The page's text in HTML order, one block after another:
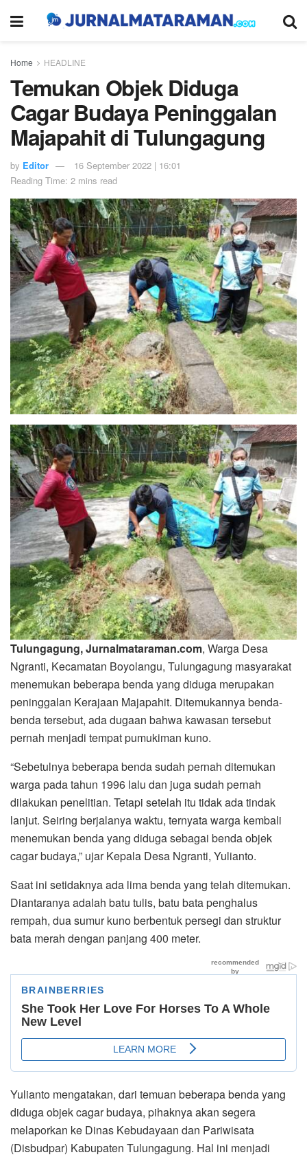
Home HEADLINE
Temukan Objek Diduga
Cagar Budaya Peninggalan
Majapahit di Tulungagung
by Editor
16 September 2022 | 16:01
Reading Time: 2 mins read
Tulungagung, Jurnalmataraman.com, Warga Desa
Ngranti, Kecamatan Boyolangu, Tulungagung masyarakat
menemukan beberapa benda yang diduga merupakan
peninggalan Kerajaan Majapahit. Ditemukannya benda-
benda tersebut, ada dugaan bahwa kawasan tersebut
pernah menjadi tempat pumukiman kuno.
“Sebetulnya beberapa benda sudah pernah ditemukan
warga pada tahun 1996 lalu dan juga sudah pernah
dilakukan penelitian. Tetapi setelah itu tidak ada tindak
lanjut. Seiring berjalanya waktu, ternyata warga kembali
menemukan benda yang diduga sebagai benda objek
cagar budaya,” ujar Kepala Desa Ngranti, Yulianto.
Saat ini setidaknya ada lima benda yang telah ditemukan.
Diantaranya adalah batu tulis, batu bata penghalus
rempah, dua sumur kuno berbentuk persegi dan struktur
bata merah dengan panjang 400 meter.
Yulianto mengatakan, dari temuan beberapa benda yang
diduga objek cagar budaya, pihaknya akan segera
melaporkan ke Dinas Kebudayaan dan Pariwisata
(Disbudpar) Kabupaten Tulungagung. Hal ini menjadi